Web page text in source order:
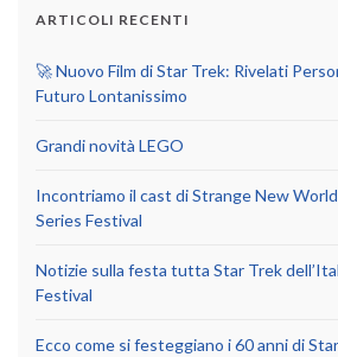
ARTICOLI RECENTI
🚀 Nuovo Film di Star Trek: Rivelati
Futuro Lontanissimo
Grandi novità LEGO
Incontriamo il cast di Strange New
Series Festival
Notizie sulla festa tutta Star Trek
Festival
Ecco come si festeggiano i 60 anni di